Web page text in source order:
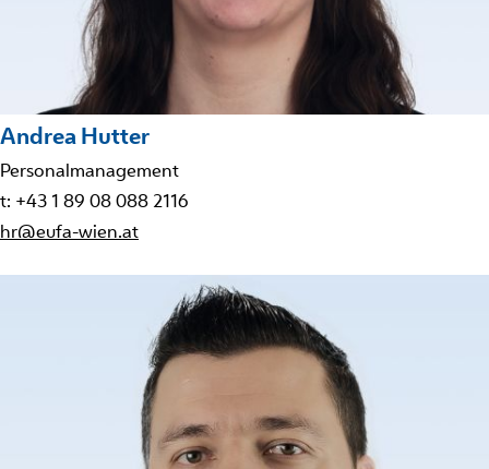
Andrea Hutter
Personalmanagement
t: +43 1 89 08 088 2116
hr@eufa-wien.at